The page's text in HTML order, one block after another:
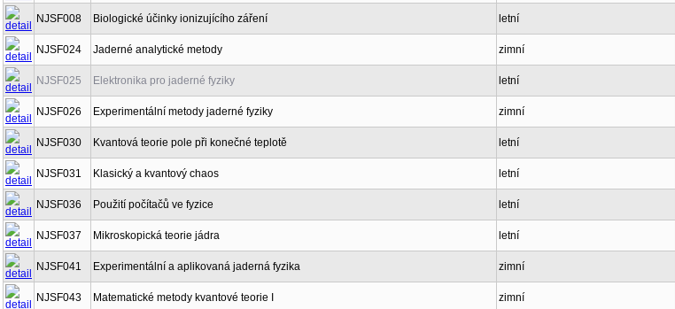
NJSF008 Biologické účinky ionizujícího záření letní
NJSF024 Jaderné analytické metody zimní
NJSF025 Elektronika pro jaderné fyziky letní
NJSF026 Experimentální metody jaderné fyziky zimní
NJSF030 Kvantová teorie pole při konečné teplotě letní
NJSF031 Klasický a kvantový chaos letní
NJSF036 Použití počítačů ve fyzice letní
NJSF037 Mikroskopická teorie jádra letní
NJSF041 Experimentální a aplikovaná jaderná fyzika zimní
NJSF043 Matematické metody kvantové teorie I zimní